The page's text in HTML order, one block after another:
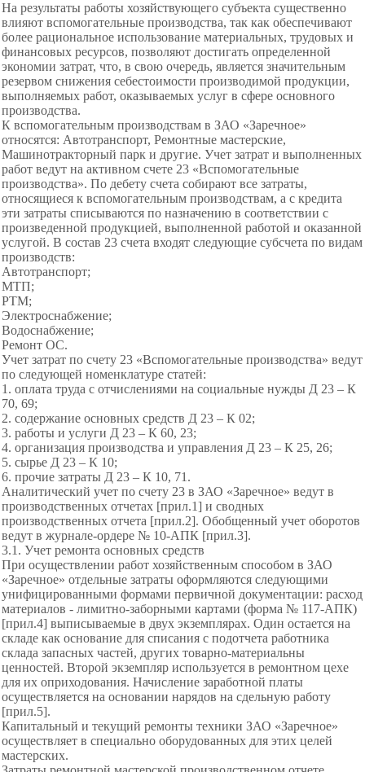
На результаты работы хозяйствующего субъекта существенно
влияют вспомогательные производства, так как обеспечивают
более рациональное использование материальных, трудовых и
финансовых ресурсов, позволяют достигать определенной
экономии затрат, что, в свою очередь, является значительным
резервом снижения себестоимости производимой продукции,
выполняемых работ, оказываемых услуг в сфере основного
производства.
К вспомогательным производствам в ЗАО «Заречное»
относятся: Автотранспорт, Ремонтные мастерские,
Машинотракторный парк и другие. Учет затрат и выполненных
работ ведут на активном счете 23 «Вспомогательные
производства». По дебету счета собирают все затраты,
относящиеся к вспомогательным производствам, а с кредита
эти затраты списываются по назначению в соответствии с
произведенной продукцией, выполненной работой и оказанной
услугой. В состав 23 счета входят следующие субсчета по видам
производств:
Автотранспорт;
МТП;
РТМ;
Электроснабжение;
Водоснабжение;
Ремонт ОС.
Учет затрат по счету 23 «Вспомогательные производства» ведут
по следующей номенклатуре статей:
1. оплата труда с отчислениями на социальные нужды Д 23 – К
70, 69;
2. содержание основных средств Д 23 – К 02;
3. работы и услуги Д 23 – К 60, 23;
4. организация производства и управления Д 23 – К 25, 26;
5. сырье Д 23 – К 10;
6. прочие затраты Д 23 – К 10, 71.
Аналитический учет по счету 23 в ЗАО «Заречное» ведут в
производственных отчетах [прил.1] и сводных
производственных отчета [прил.2]. Обобщенный учет оборотов
ведут в журнале-ордере № 10-АПК [прил.3].
3.1. Учет ремонта основных средств
При осуществлении работ хозяйственным способом в ЗАО
«Заречное» отдельные затраты оформляются следующими
унифицированными формами первичной документации: расход
материалов - лимитно-заборными картами (форма № 117-АПК)
[прил.4] выписываемые в двух экземплярах. Один остается на
складе как основание для списания с подотчета работника
склада запасных частей, других товарно-материальны
ценностей. Второй экземпляр используется в ремонтном цехе
для их оприходования. Начисление заработной платы
осуществляется на основании нарядов на сдельную работу
[прил.5].
Капитальный и текущий ремонты техники ЗАО «Заречное»
осуществляет в специально оборудованных для этих целей
мастерских.